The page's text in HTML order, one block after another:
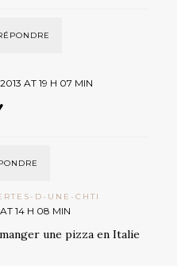
AT 19 H 07 MIN
D-UNE-CHTI
14 H 08 MIN
une pizza en Italie